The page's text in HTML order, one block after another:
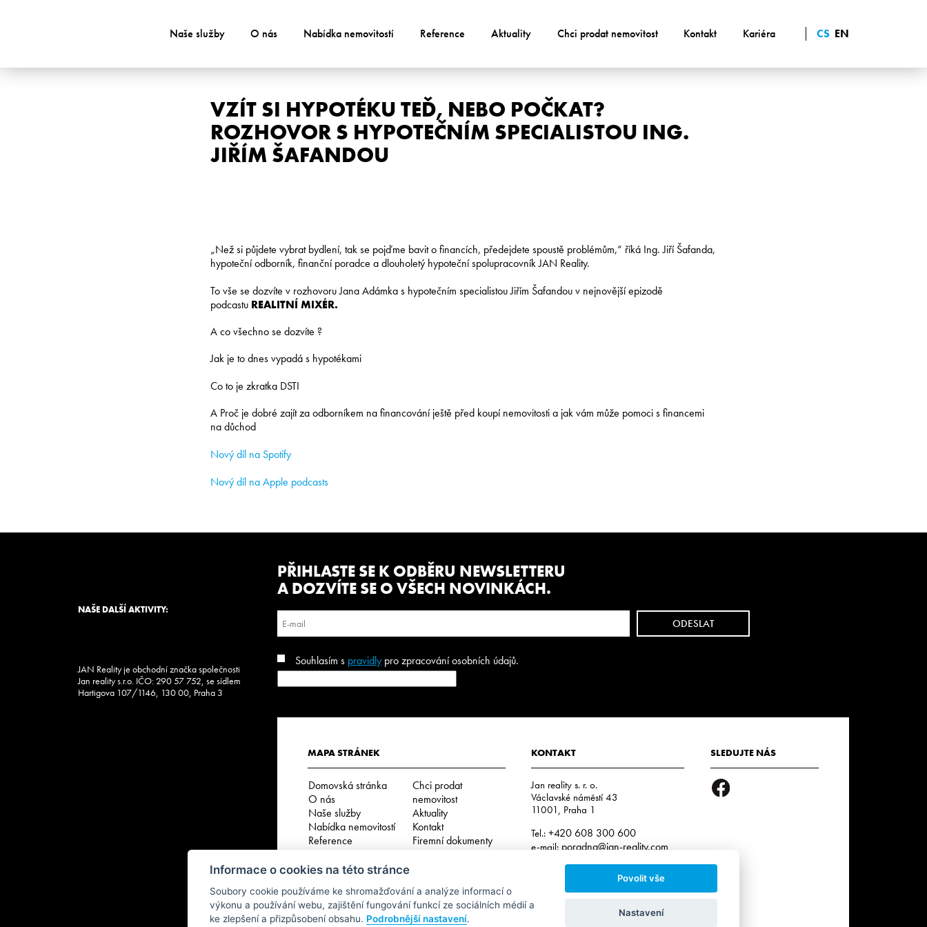
Naše služby O nás Nabídka nemovitostí Reference Aktuality Chci prodat nemovitost Kontakt Kariéra CS EN
VZÍT SI HYPOTÉKU TEĎ, NEBO POČKAT?
ROZHOVOR S HYPOTEČNÍM SPECIALISTOU ING.
JIŘÍM ŠAFANDOU
„Než si půjdete vybrat bydlení, tak se pojďme bavit o financích, předejdete spoustě problémům,“ říká Ing. Jiří Šafanda,
hypoteční odborník, finanční poradce a dlouholetý hypoteční spolupracovník JAN Reality.
To vše se dozvíte v rozhovoru Jana Adámka s hypotečním specialistou Jiřím Šafandou v nejnovější epizodě
podcastu REALITNÍ MIXÉR.
A co všechno se dozvíte ?
Jak je to dnes vypadá s hypotékami
Co to je zkratka DSTI
A Proč je dobré zajít za odborníkem na financování ještě před koupí nemovitosti a jak vám může pomoci s financemi
na důchod
Nový díl na Spotify
Nový díl na Apple podcasts
NAŠE DALŠÍ AKTIVITY:
JAN Reality je obchodní značka společnosti
Jan reality s.r.o. IČO: 290 57 752, se sídlem
Hartigova 107/1146, 130 00, Praha 3
PŘIHLASTE SE K ODBĚRU NEWSLETTERU
A DOZVÍTE SE O VŠECH NOVINKÁCH.
Souhlasím s pravidly pro zpracování osobních údajů.
MAPA STRÁNEK
Domovská stránka
O nás
Naše služby
Nabídka nemovitostí
Reference
Chci prodat
nemovitost
Aktuality
Kontakt
Firemní dokumenty
Interní oznamovací systém – whistleblowing
Cookies
KONTAKT
Jan reality s. r. o.
Václavské náměstí 43
11001, Praha 1
Tel.:+420 608 300 600
e-mail: poradna@jan-reality.com
IČO: 29057752
Číslo depozitního účtu r. k.:
2202612637 / 2010
SLEDUJTE NÁS
Informace o cookies na této stránce
Soubory cookie používáme ke shromažďování a analýze informací o
výkonu a používání webu, zajištění fungování funkcí ze sociálních médií a
ke zlepšení a přizpůsobení obsahu. Podrobnější nastavení.
Povolit vše
Nastavení